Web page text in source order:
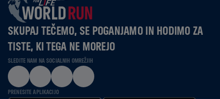
SKUPAJ TEČEMO, SE POGANJAMO IN HODIMO ZA
TISTE, KI TEGA NE MOREJO
SLEDITE NAM NA SOCIALNIH OMREŽJIH
PRENESITE APLIKACIJO